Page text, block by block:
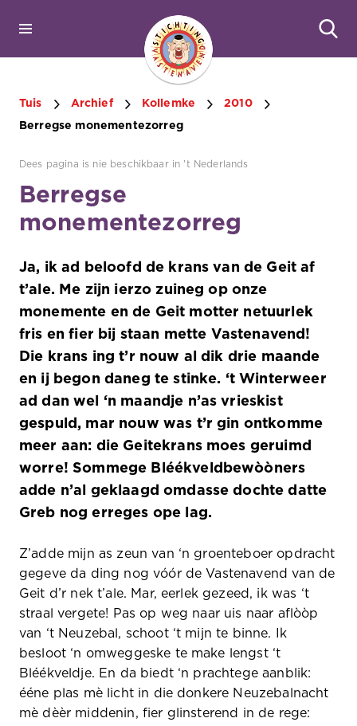
Tuis Archief Kollemke
2010
Berregse monementezorreg
Dees pagina is nie beschikbaar in 't Nederlands
Berregse
monementezorreg
Ja, ik ad beloofd de krans van de Geit af
t’ale. Me zijn ierzo zuineg op onze
monemente en de Geit motter netuurlek
fris en fier bij staan mette Vastenavend!
Die krans ing t’r nouw al dik drie maande
en ij begon daneg te stinke. ‘t Winterweer
ad dan wel ‘n maandje n’as vrieskist
gespuld, mar nouw was t’r gin ontkomme
meer aan: die Geitekrans moes geruimd
worre! Sommege Bléékveldbewòòners
adde n’al geklaagd omdasse dochte datte
Greb nog erreges ope lag.
Z’adde mijn as zeun van ‘n groenteboer opdracht
gegeve da ding nog vóór de Vastenavend van de
Geit d’r nek t’ale. Mar, eerlek gezeed, ik was ‘t
straal vergete! Pas op weg naar uis naar aflòòp
van ‘t Neuzebal, schoot ‘t mijn te binne. Ik
besloot ‘n omweggeske te make lengst ‘t
Bléékveldje. En da biedt ‘n prachtege aanblik:
ééne plas mè licht in die donkere Neuzebalnacht
mè dèèr middenin, fier glinsterend in de rege: